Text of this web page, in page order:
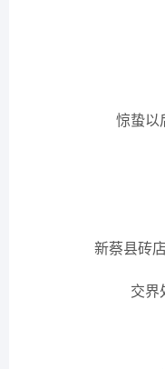
惊蛰以后
红
新蔡县砖店
交界处